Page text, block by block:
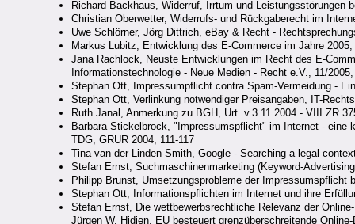
Richard Backhaus, Widerruf, Irrtum und Leistungsstörungen
Christian Oberwetter, Widerrufs- und Rückgaberecht im
Uwe Schlörner, Jörg Dittrich, eBay & Recht -
Markus Lubitz, Entwicklung des E-Commerce im Jahre
Jana Rachlock, Neuste Entwicklungen im Recht des E-
Informationstechnologie - Neue Medien - Recht e.V., 11/2005,
Stephan Ott, Impressumpflicht contra Spam-Vermeidung -
Stephan Ott, Verlinkung notwendiger Preisangaben, IT-
Ruth Janal, Anmerkung zu BGH, Urt. v.3.11.2004 - VIII ZR
Barbara Stickelbrock, "Impressumspflicht" im Internet - eine
TDG, GRUR 2004, 111-117
Tina van der Linden-Smith, Google - Searching a legal
Stefan Ernst, Suchmaschinenmarketing (Keyword-
Philipp Brunst, Umsetzungsprobleme der Impressumspflicht
Stephan Ott, Informationspflichten im Internet und ihre
Stefan Ernst, Die wettbewerbsrechtliche Relevanz der
Jürgen W. Hidien, EU besteuert grenzüberschreitende